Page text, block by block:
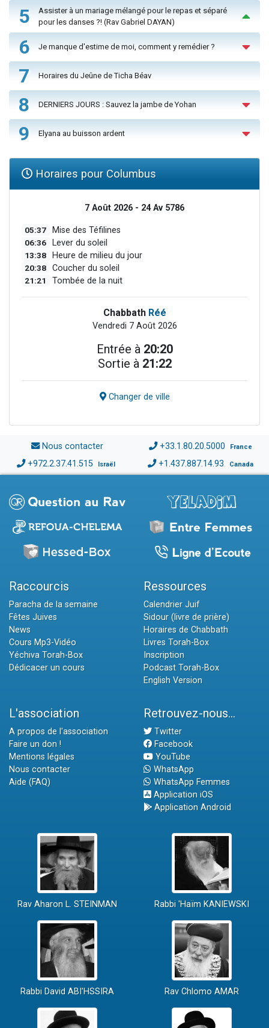
5
Assister à un mariage mélangé pour le repas et séparé
pour les danses ?! (Rav Gabriel DAYAN)
6 Je manque d'estime de moi, comment y remédier ?
7 Horaires du Jeûne de Ticha Béav
8 DERNIERS JOURS : Sauvez la jambe de Yohan
9 Elyana au buisson ardent
Horaires pour Columbus
7 Août 2026 - 24 Av 5786
05:37 Mise des Téfilines
06:36 Lever du soleil
13:38 Heure de milieu du jour
20:38 Coucher du soleil
21:21 Tombée de la nuit
Chabbath Réé
Vendredi 7 Août 2026
Entrée à 20:20
Sortie à 21:22
Changer de ville
Nous contacter +33.1.80.20.5000 France
+972.2.37.41.515 Israël +1.437.887.14.93 Canada
Raccourcis
Paracha de la semaine
Fêtes Juives
News
Cours Mp3-Vidéo
Yéchiva Torah-Box
Dédicacer un cours
Ressources
Calendrier Juif
Sidour (livre de prière)
Horaires de Chabbath
Livres Torah-Box
Inscription
Podcast Torah-Box
English Version
L'association
A propos de l'association
Faire un don !
Mentions légales
Nous contacter
Aide (FAQ)
Retrouvez-nous...
Twitter
Facebook
YouTube
WhatsApp
WhatsApp Femmes
Application iOS
Application Android
Rav Aharon L. STEINMAN Rabbi 'Haïm KANIEWSKI
Rabbi David ABI'HSSIRA Rav Chlomo AMAR